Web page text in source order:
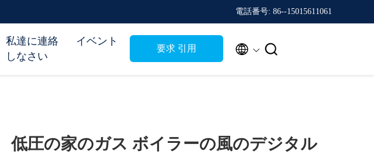
電話番号: 86--15015611061
私達に連絡
しなさい
イベント
要求 引用  
低圧の家のガス ボイラーの風のデジタル